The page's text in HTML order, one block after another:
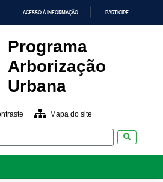
O
CONTEÚDO
ACESSO À INFORMAÇÃO PARTICIPE
Programa
Arborização
Urbana
Mapa do site